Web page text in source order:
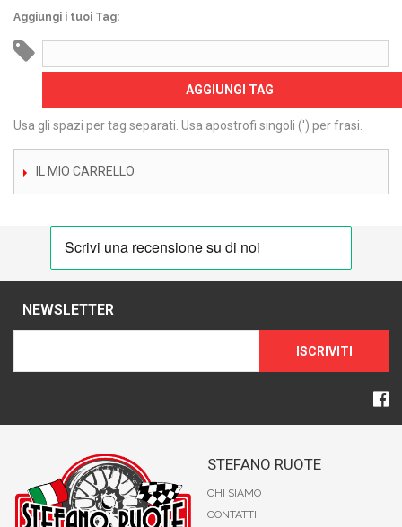
Aggiungi i tuoi Tag:
AGGIUNGI TAG
Usa gli spazi per tag separati. Usa apostrofi singoli (') per frasi.
IL MIO CARRELLO
NEWSLETTER
ISCRIVITI
STEFANO RUOTE
CHI SIAMO
CONTATTI